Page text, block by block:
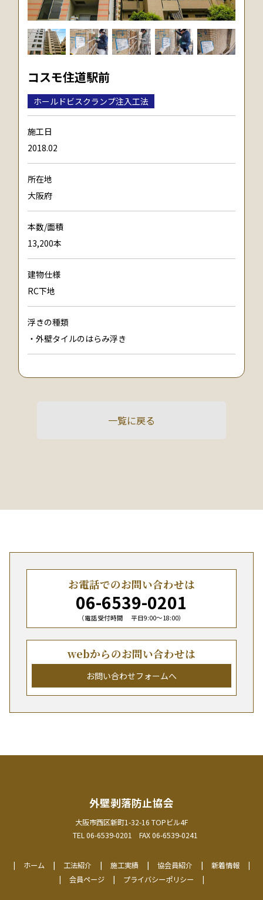
コスモ住道駅前
ホールドビスクランプ注入工法
施工日
2018.02
所在地
大阪府
本数/面積
13,200本
建物仕様
RC下地
浮きの種類
・外壁タイルのはらみ浮き
一覧に戻る
お電話でのお問い合わせは
06-6539-0201
（電話受付時間 平日9:00〜18:00）
webからのお問い合わせは
お問い合わせフォームへ
外壁剥落防止協会
大阪市西区新町1-32-16 TOPビル4F
TEL 06-6539-0201 FAX 06-6539-0241
ホーム 工法紹介 施工実績 協会員紹介
新着情報
会員ページ
プライバシーポリシー